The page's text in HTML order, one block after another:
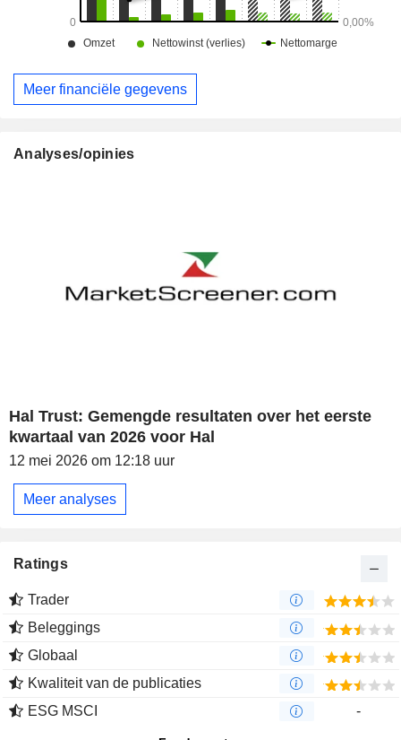
Meer financiële gegevens
Analyses/opinies
Hal Trust: Gemengde resultaten over het eerste
kwartaal van 2026 voor Hal
12 mei 2026 om 12:18 uur
Meer analyses
Ratings
Trader
Beleggings
Globaal
Kwaliteit van de publicaties
ESG MSCI
-